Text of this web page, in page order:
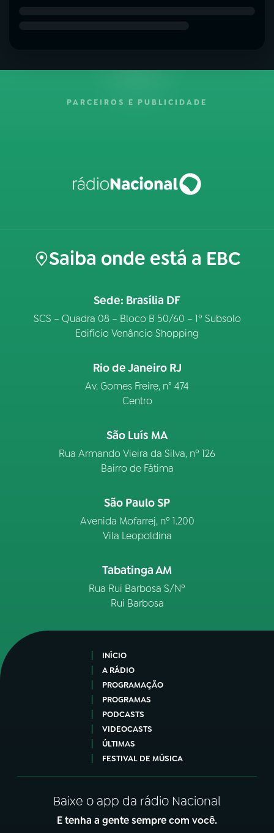
PARCEIROS E PUBLICIDADE
Saiba onde está a EBC
Sede: Brasília DF
SCS – Quadra 08 – Bloco B 50/60 – 1º Subsolo
Edifício Venâncio Shopping
Rio de Janeiro RJ
Av. Gomes Freire, n° 474
Centro
São Luís MA
Rua Armando Vieira da Silva, nº 126
Bairro de Fátima
São Paulo SP
Avenida Mofarrej, nº 1.200
Vila Leopoldina
Tabatinga AM
Rua Rui Barbosa S/Nº
Rui Barbosa
INÍCIO
A RÁDIO
PROGRAMAÇÃO
PROGRAMAS
PODCASTS
VIDEOCASTS
ÚLTIMAS
FESTIVAL DE MÚSICA
Baixe o app da rádio Nacional
E tenha a gente sempre com você.